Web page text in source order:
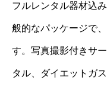
フルレンタル器材込
般的なパッケージで
す。写真撮影付きサ
タル、ダイエットガ